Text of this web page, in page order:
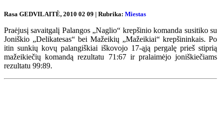
Rasa GEDVILAITĖ, 2010 02 09 | Rubrika: Miestas
Praėjusį savaitgalį Palangos „Naglio“ krepšinio komanda susitiko su
Joniškio „Delikatesas“ bei Mažeikių „Mažeikiai“ krepšininkais. Po
itin sunkių kovų palangiškiai iškovojo 17-ąją pergalę prieš stiprią
mažeikiečių komandą rezultatu 71:67 ir pralaimėjo joniškiečiams
rezultatu 99:89.